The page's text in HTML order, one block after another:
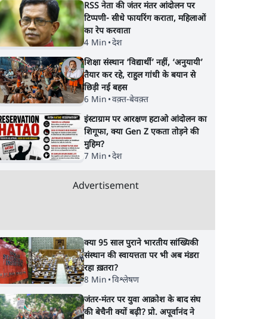
RSS नेता की जंतर मंतर आंदोलन पर
टिप्पणी- सीधे फायरिंग कराता, महिलाओं
का रेप करवाता
4 Min •देश
शिक्षा संस्थान ‘विद्यार्थी’ नहीं, ‘अनुयायी’
तैयार कर रहे, राहुल गांधी के बयान से
छिड़ी नई बहस
6 Min •वक़्त-बेवक़्त
इंस्टाग्राम पर आरक्षण हटाओ आंदोलन का
शिगूफा, क्या Gen Z एकता तोड़ने की
मुहिम?
7 Min •देश
Advertisement
क्या 95 साल पुराने भारतीय सांख्यिकी
संस्थान की स्वायत्तता पर भी अब मंडरा
रहा ख़तरा?
8 Min •विश्लेषण
जंतर-मंतर पर युवा आक्रोश के बाद संघ
की बेचैनी क्यों बढ़ी? प्रो. अपूर्वानंद ने